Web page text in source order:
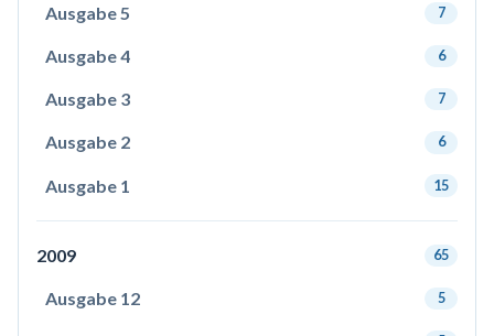
Ausgabe 5 7
Ausgabe 4 6
Ausgabe 3 7
Ausgabe 2 6
Ausgabe 1 15
2009 65
Ausgabe 12 5